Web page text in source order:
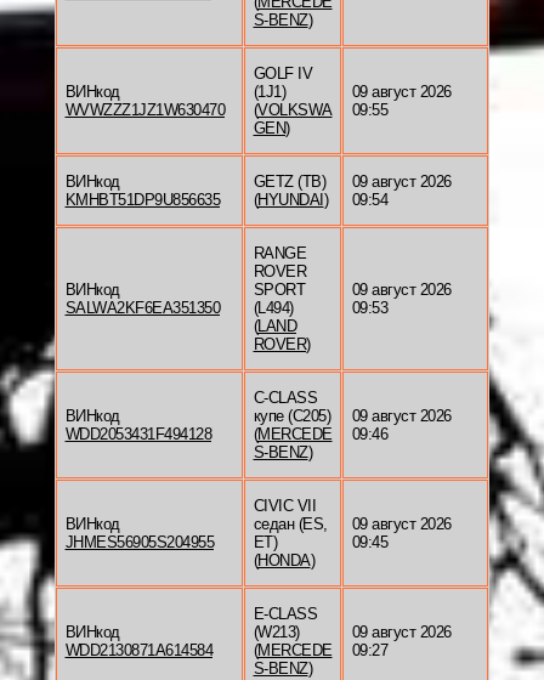
S-BENZ)
ВИНкод
WVWZZZ1JZ1W630470
GOLF IV
(1J1)
(VOLKSWA
GEN)
09 август 2026
09:55
ВИНкод
KMHBT51DP9U856635
GETZ (TB)
(HYUNDAI )
09 август 2026
09:54
ВИНкод
SALWA2KF6EA351350
RANGE
ROVER
SPORT
(L494)
(LAND
ROVER)
09 август 2026
09:53
ВИНкод
WDD2053431F494128
C-CLASS
купе (C205)
(MERCEDE
S-BENZ)
09 август 2026
09:46
ВИНкод
JHMES56905S204955
CIVIC VII
седан (ES,
ET)
(HONDA)
09 август 2026
09:45
ВИНкод
WDD2130871A614584
E-CLASS
(W213)
(MERCEDE
S-BENZ)
09 август 2026
09:27